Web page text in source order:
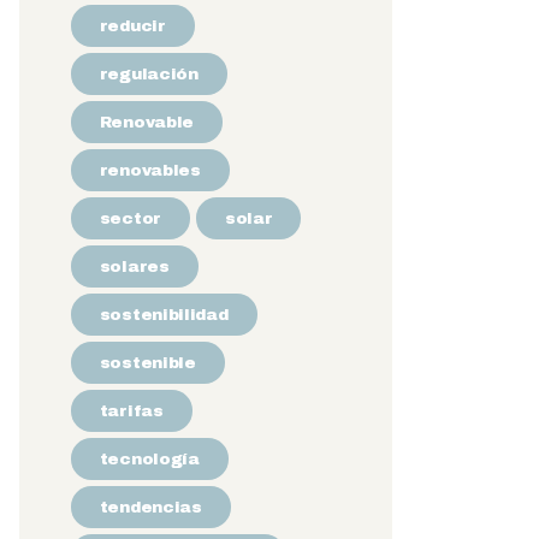
reducir
regulación
Renovable
renovables
sector solar
solares
sostenibilidad
sostenible
tarifas
tecnología
tendencias